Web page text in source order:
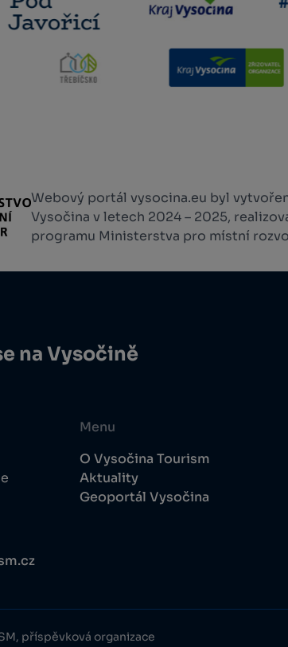
Webový portál vysocina.eu byl
Vysočina v letech 2024 – 2025,
programu Ministerstva pro místní
na Vysočině
Menu
O Vysočina Tourism
Aktuality
Geoportál Vysočina
příspěvková organizace